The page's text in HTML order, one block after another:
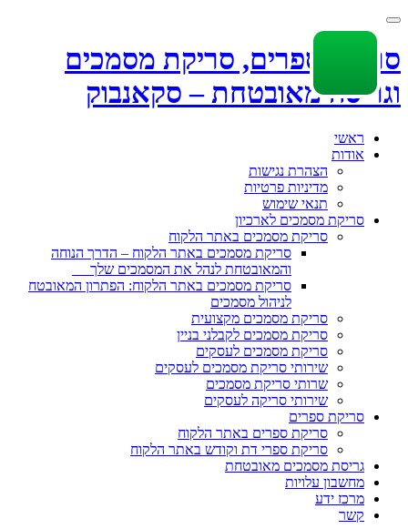
Toggle
navigation
סריקת ספרים, סריקת מסמכים
וגריסה מאובטחת – סקאנבוק
Skip
ראשי
אודות
הצהרת נגישות
מדיניות פרטיות
תנאי שימוש
סריקת מסמכים לארכיון
סריקת מסמכים באתר הלקוח
סריקת מסמכים באתר הלקוח – הדרך הנוחה
והמאובטחת לנהל את המסמכים שלך
סריקת מסמכים באתר הלקוח: הפתרון המאובטח
לניהול מסמכים
סריקת מסמכים מקצועית
סריקת מסמכים לקבלני בניין
סריקת מסמכים לעסקים
שירותי סריקת מסמכים לעסקים
שרותי סריקת מסמכים
שירותי סריקה לעסקים
סריקת ספרים
סריקת ספרים באתר הלקוח
סריקת ספרי דת וקודש באתר הלקוח
גריסת מסמכים מאובטחת
מחשבון עלויות
מרכז ידע
קשר